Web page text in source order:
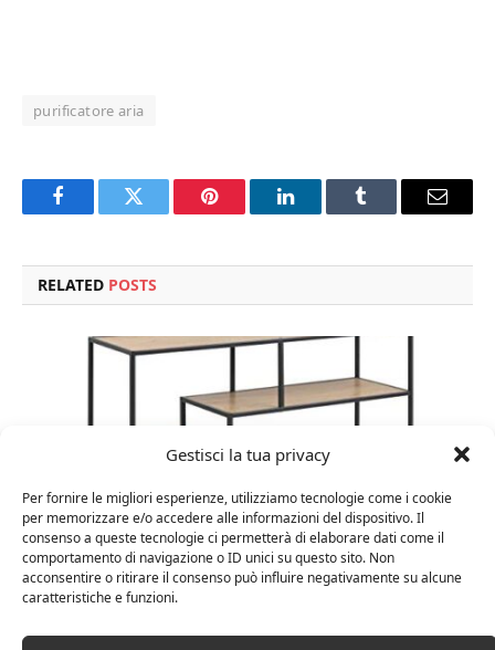
Gestisci la tua privacy
Per fornire le migliori esperienze, utilizziamo tecnologie come i cookie
per memorizzare e/o accedere alle informazioni del dispositivo. Il
consenso a queste tecnologie ci permetterà di elaborare dati come il
comportamento di navigazione o ID unici su questo sito. Non
acconsentire o ritirare il consenso può influire negativamente su alcune
caratteristiche e funzioni.
purificatore aria
FacebookTwitter Pinterest LinkedInTumblr Email
RELATED POSTS
Amazon Basics Martin – Libreria, 35 x 114 x 78 cm